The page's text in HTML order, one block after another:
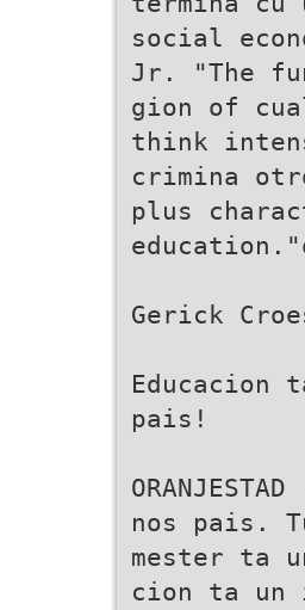
social
Jr. "The
gion of
think
crimina
plus
Gerick
Educacion
pais!
nos pais.
mester ta
cion ta un